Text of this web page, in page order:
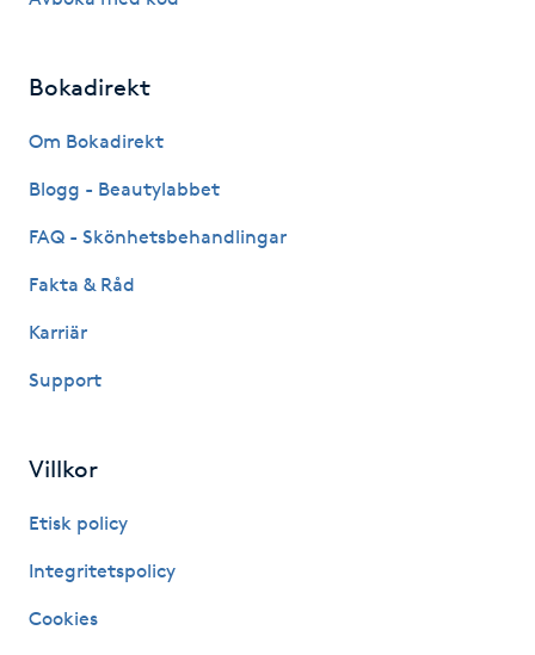
Meditation
Medium
Megavolymfransar
Mesoterapi
MicroPen
Mixfransar
N
Nagelförlängning
Bokadirekt
Om Bokadirekt
Blogg - Beautylabbet
FAQ - Skönhetsbehandlingar
Fakta & Råd
Karriär
Support
Villkor
Etisk policy
Integritetspolicy
Cookies